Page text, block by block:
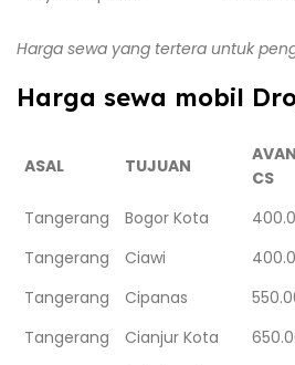
Harga sewa yang tertera untuk
Harga sewa mobil
ASAL TUJUAN
CS
Tangerang
Bogor Kota
Tangerang
Ciawi
Tangerang
Cipanas
Tangerang
Cianjur Kota